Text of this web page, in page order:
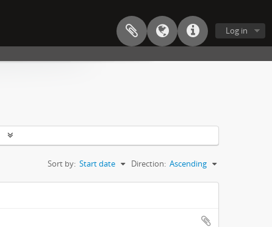
Log in
Sort by: Start date Direction: Ascending